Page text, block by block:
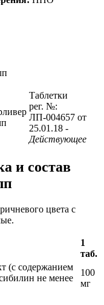
Таблетки
рег. №:
ЛП-004657 от
25.01.18 -
Действующее
и состав
цвета с
1
таб.
(с содержанием
не менее
100
мг